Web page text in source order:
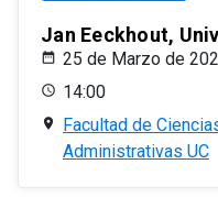
Jan Eeckhout,
25 de Marzo de
14:00
Facultad de
Administrativas UC